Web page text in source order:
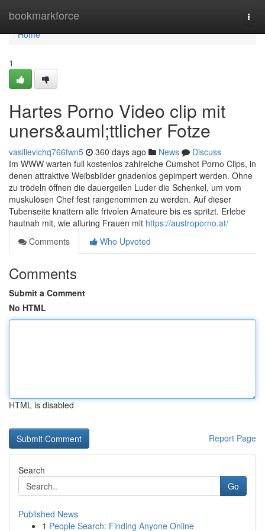
bookmarkforce
Home
Home
1
Hartes Porno Video clip mit
uners&auml;ttlicher Fotze
vasilievichq766fwn5 360 days ago News
Discuss
Im WWW warten full kostenlos zahlreiche Cumshot Porno Clips, in
denen attraktive Weibsbilder gnadenlos gepimpert werden. Ohne
zu trödeln öffnen die dauergeilen Luder die Schenkel, um vom
muskulösen Chef fest rangenommen zu werden. Auf dieser
Tubenseite knattern alle frivolen Amateure bis es spritzt. Erlebe
hautnah mit, wie alluring Frauen mit https://austroporno.at/
Comments
Who Upvoted
Comments
Submit a Comment
No HTML
HTML is disabled
Report Page
Search
Go
Published News
1 People Search: Finding Anyone Online